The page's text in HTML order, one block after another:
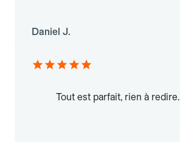
Daniel J.
Tout est parfait, rien à redire.